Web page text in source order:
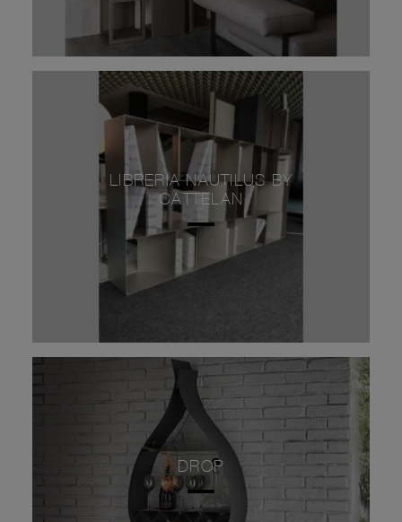
LIBRERIA NAUTILUS BY
CATTELAN
DROP